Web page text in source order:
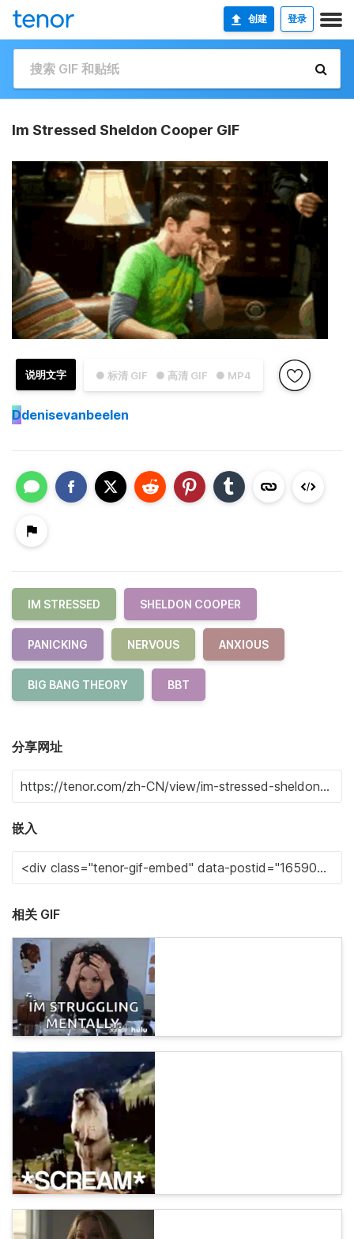
创建 登录
Im Stressed Sheldon Cooper GIF
● 标清 GIF ● 高清 GIF ● MP4
说明文字
Ddenisevanbeelen
IM STRESSED SHELDON COOPER
PANICKING NERVOUS ANXIOUS
BIG BANG THEORY BBT
分享网址
嵌入
相关 GIF